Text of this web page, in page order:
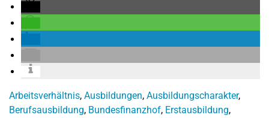
Arbeitsverhältnis, Ausbildungen, Ausbildungscharakter,
Berufsausbildung, Bundesfinanzhof, Erstausbildung,